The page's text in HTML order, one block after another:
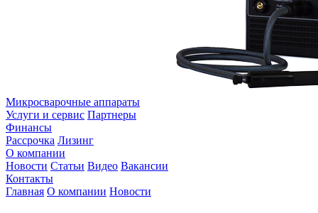
Микросварочные аппараты
Услуги и сервис Партнеры
Финансы
Рассрочка Лизинг
О компании
Новости Статьи Видео Вакансии
Контакты
Главная О компании Новости